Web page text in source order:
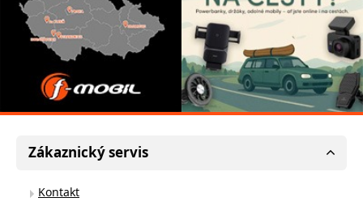
Zákaznický servis
Kontakt